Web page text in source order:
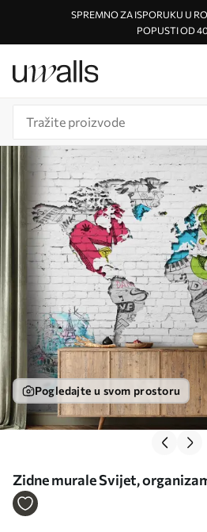
SPREMNO ZA ISPORUKU U
POPUSTI OD
Pogledajte u svom prostoru
Zidne murale Svijet,